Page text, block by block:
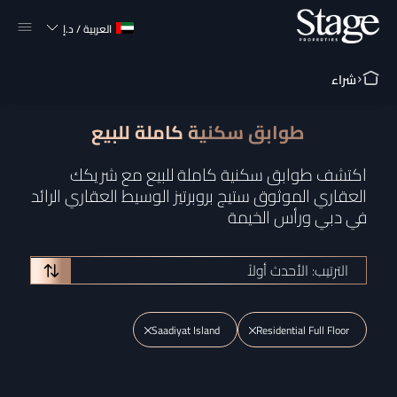
العربية/د.إ
شراء
طوابق سكنية كاملة للبيع
اكتشف طوابق سكنية كاملة للبيع مع شريكك
العقاري الموثوق ستيج بروبرتيز الوسيط العقاري الرائد
في دبي ورأس الخيمة
الترتيب: الأحدث أولاً
Residential Full Floor
Saadiyat Island